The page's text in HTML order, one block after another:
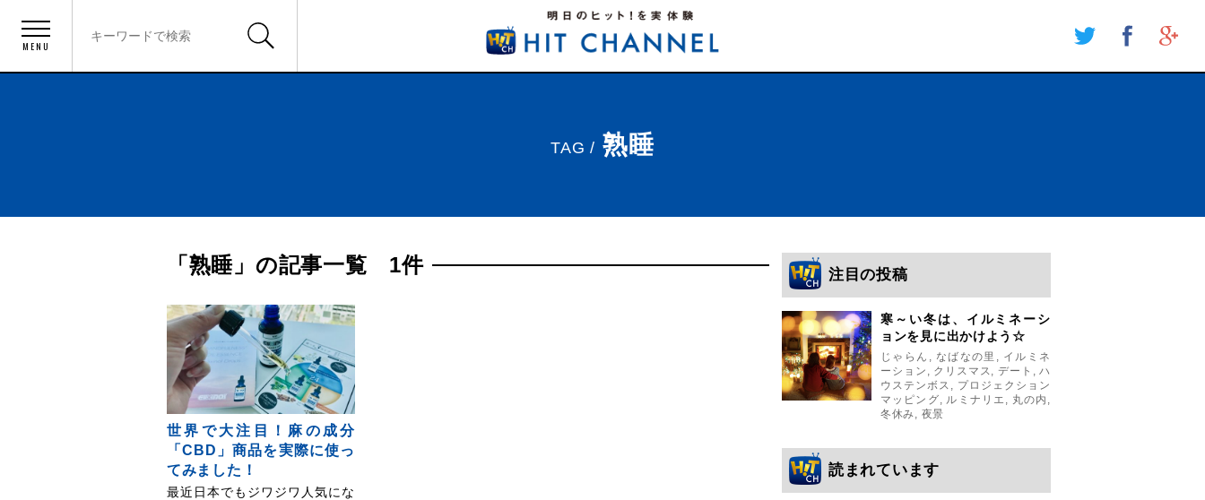
MENU
TAG / 熟睡
「熟睡」の記事一覧 1件
世界で大注目！麻の成分
「CBD」商品を実際に使っ
てみました！
最近日本でもジワジワ人気にな
注目の投稿
寒～い冬は、イルミネーシ
ョンを見に出かけよう☆
じゃらん , なばなの里 , イルミネ
ーション , クリスマス,デート ,ハ
ウステンボス , プロジェクション
マッピング, ルミナリエ , 丸の内 ,
冬休み, 夜景
読まれています